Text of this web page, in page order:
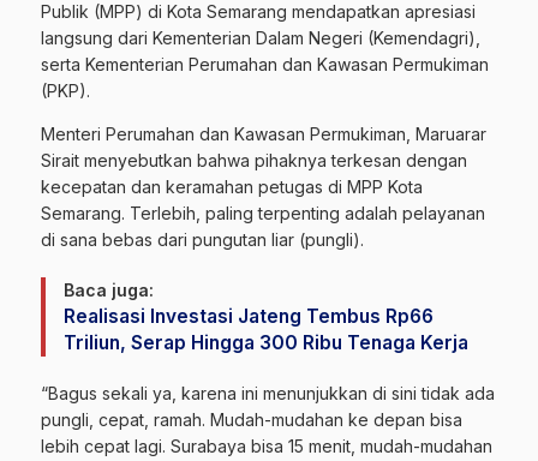
Publik (MPP) di Kota Semarang mendapatkan apresiasi
langsung dari Kementerian Dalam Negeri (Kemendagri),
serta Kementerian Perumahan dan Kawasan Permukiman
(PKP).
Menteri Perumahan dan Kawasan Permukiman, Maruarar
Sirait menyebutkan bahwa pihaknya terkesan dengan
kecepatan dan keramahan petugas di MPP Kota
Semarang. Terlebih, paling terpenting adalah pelayanan
di sana bebas dari pungutan liar (pungli).
Baca juga:
Realisasi Investasi Jateng Tembus Rp66
Triliun, Serap Hingga 300 Ribu Tenaga Kerja
“Bagus sekali ya, karena ini menunjukkan di sini tidak ada
pungli, cepat, ramah. Mudah-mudahan ke depan bisa
lebih cepat lagi. Surabaya bisa 15 menit, mudah-mudahan